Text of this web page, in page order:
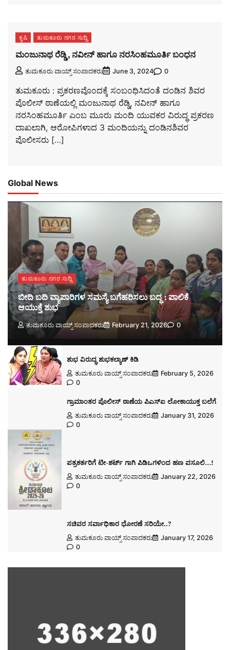
ಕೃಷಿ ತುಮಕೂರು ನಗರ ಸುದ್ದಿ
ಮಂಜುನಾಥ ರೆಡ್ಡಿ , ನವೀನ್ ಹಾಗೂ ನರಸಿಂಹಮೂರ್ತಿ ಬಂಧನ
ತುಮಕೂರು ವಾಯ್ಸ್ ಸಂಪಾದಕರು June 3, 2024 0
ತುಮಕೂರು : ಪ್ರಕರಣವೊಂದಕ್ಕೆ ಸಂಬಂಧಿಸಿದಂತೆ ದಂಡಿನ ಶಿವರ
ಪೊಲೀಸ್ ಠಾಣೆಯಲ್ಲಿ ಮಂಜುನಾಥ ರೆಡ್ಡಿ, ನವೀನ್ ಹಾಗೂ
ನರಸಿಂಹಮೂರ್ತಿ ಎಂಬ ಮೂರು ಮಂದಿ ಯುವಕರ ವಿರುದ್ಧ ಪ್ರಕರಣ
ದಾಖಲಾಗಿ, ಆರೋಪಿಗಳಾದ 3 ಮಂದಿಯನ್ನು ದಂಡಿನಶಿವರ
ಪೊಲೀಸರು […]
Global News
ತುಮಕೂರು ನಗರ ಸುದ್ದಿ
ಬೀದಿ ಬದಿ ವ್ಯಾಪಾರಿಗಳ ಸಮಸ್ಯೆ ಬಗೆಹರಿಸಲು ಬದ್ಧ : ಪಾಲಿಕೆ
ಆಯುಕ್ತೆ ಶುಭ
ತುಮಕೂರು ವಾಯ್ಸ್ ಸಂಪಾದಕರು February 21, 2026 0
ಶುಭ ವಿರುದ್ಧ ಶುಭಕಲ್ಯಾಣ್ ಕಿಡಿ
ತುಮಕೂರು ವಾಯ್ಸ್ ಸಂಪಾದಕರು
February 5, 2026
0
ಗ್ರಾಮಾಂತರ ಪೊಲೀಸ್ ಠಾಣೆಯ ಪಿಎಸ್ಐ ಲೋಕಾಯುಕ್ತ ಬಲೆಗೆ
ತುಮಕೂರು ವಾಯ್ಸ್ ಸಂಪಾದಕರು
January 31, 2026
0
ಪತ್ರಕರ್ತರಿಗೆ ಟೀ-ಶರ್ಟ್ ಗಾಗಿ ಪಿಡಿಒಗಳಿಂದ ಹಣ ವಸೂಲಿ…!
ತುಮಕೂರು ವಾಯ್ಸ್ ಸಂಪಾದಕರು
January 22, 2026
0
ಸಚಿವರ ಸರ್ವಾಧಿಕಾರ ಧೋರಣೆ ಸರಿಯೇ..?
ತುಮಕೂರು ವಾಯ್ಸ್ ಸಂಪಾದಕರು
January 17, 2026
0